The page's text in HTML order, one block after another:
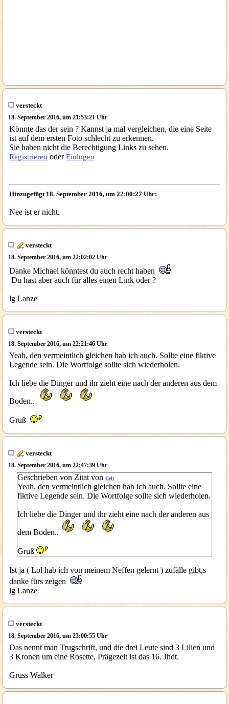
versteckt
18. September 2016, um 21:53:21 Uhr
Könnte das der sein ? Kannst ja mal vergleichen, die eine Seite
ist auf dem ersten Foto schlecht zu erkennen.
Sie haben nicht die Berechtigung Links zu sehen.
Registrieren oderEinlogen
Hinzugefügt 18. September 2016, um 22:00:27 Uhr:
Nee ist er nicht.
versteckt
18. September 2016, um 22:02:02 Uhr
Danke Michael könntest du auch recht haben
Du hast aber auch für alles einen Link oder ?
lg Lanze
versteckt
18. September 2016, um 22:21:46 Uhr
Yeah, den vermeintlich gleichen hab ich auch. Sollte eine fiktive
Legende sein. Die Wortfolge sollte sich wiederholen.
Ich liebe die Dinger und ihr zieht eine nach der anderen aus dem
Boden..
Gruß
versteckt
18. September 2016, um 22:47:39 Uhr
Geschrieben von Zitat von Celt
Yeah, den vermeintlich gleichen hab ich auch. Sollte eine
fiktive Legende sein. Die Wortfolge sollte sich wiederholen.
Ich liebe die Dinger und ihr zieht eine nach der anderen aus
dem Boden..
Gruß
Ist ja ( Lol hab ich von meinem Neffen gelernt ) zufälle gibt,s
danke fürs zeigen
lg Lanze
versteckt
18. September 2016, um 23:00:55 Uhr
Das nennt man Trugschrift, und die drei Leute sind 3 Lilien und
3 Kronen um eine Rosette, Prägezeit ist das 16. Jhdt.
Gruss Walker